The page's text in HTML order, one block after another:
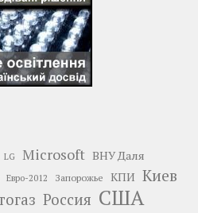
LG Microsoft ВНУ Даля
Евро-2012 Запорожье КПИ Киев
Россия США